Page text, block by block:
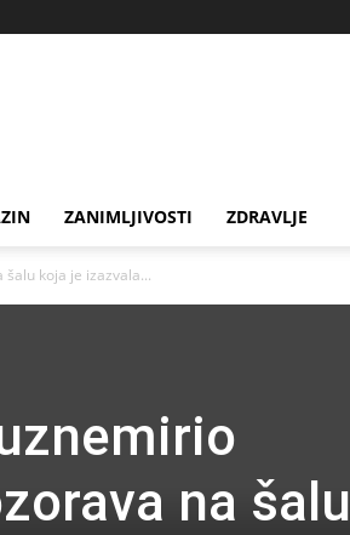
ZANIMLJIVOSTI ZDRAVLJE
koja je izazvala...
na šalu